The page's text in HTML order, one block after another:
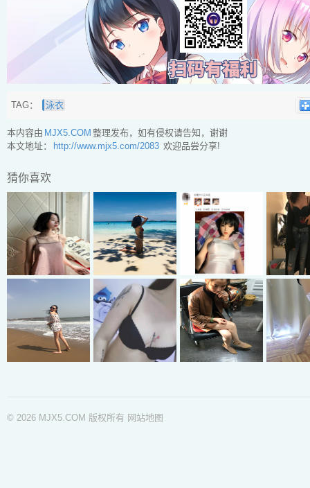
TAG： 泳衣
本内容由 MJX5.COM 整理发布，如有侵权请告知，谢谢
本文地址：
http://www.mjx5.com/2083 欢迎品尝分享!
猜你喜欢
© 2026 MJX5.COM 版权所有 网站地图